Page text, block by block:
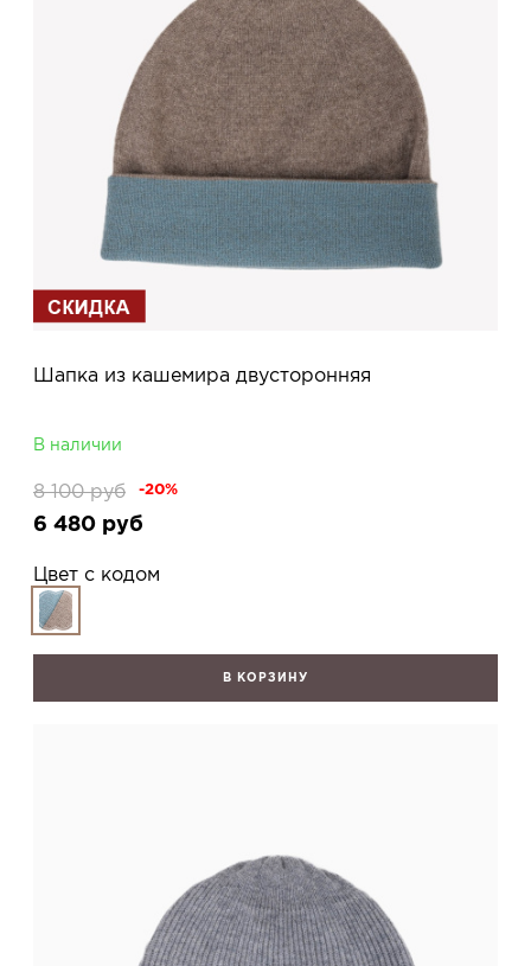
Шапка из кашемира двусторонняя
В наличии
8 100 руб -20%
6 480 руб
Цвет с кодом
В КОРЗИНУ